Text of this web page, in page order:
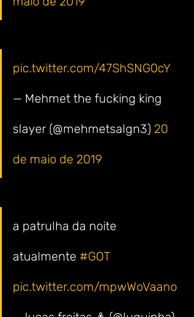
pic.twitter.com/47ShSNG0cY
— Mehmet the fucking king
slayer (@mehmetsalgn3) 20
de maio de 2019
a patrulha da noite
atualmente #GOT
pic.twitter.com/mpwWoVaano